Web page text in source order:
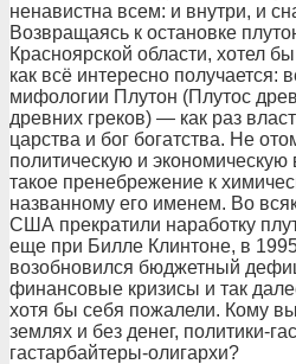
ненавистна всем: и внутри, и
Возвращаясь к остановке
Красноярской области, хотел
как всё интересно получается:
мифологии Плутон (Плутос
древних греков) — как раз
царства и бог богатства. Не
политическую и
такое пренебрежение к
названному его именем. Во
США прекратили наработку
еще при Билле Клинтоне, в 1995
возобновился бюджетный
финансовые кризисы и так
хотя бы себя пожалели. Кому
землях и без денег, политики-
гастарбайтеры-олигархи?